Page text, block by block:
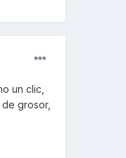
un clic,
grosor,